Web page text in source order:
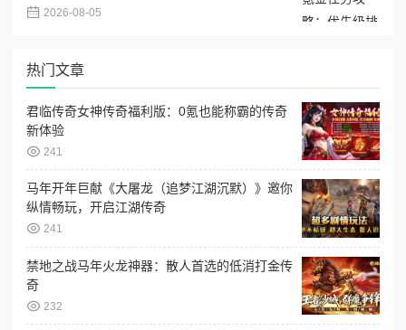
2026-08-05
热门文章
君临传奇女神传奇福利版：0氪也能称霸的传奇
新体验
241
马年开年巨献《大屠龙（追梦江湖沉默）》邀你
纵情畅玩，开启江湖传奇
241
禁地之战马年火龙神器：散人首选的低消打金传
奇
232